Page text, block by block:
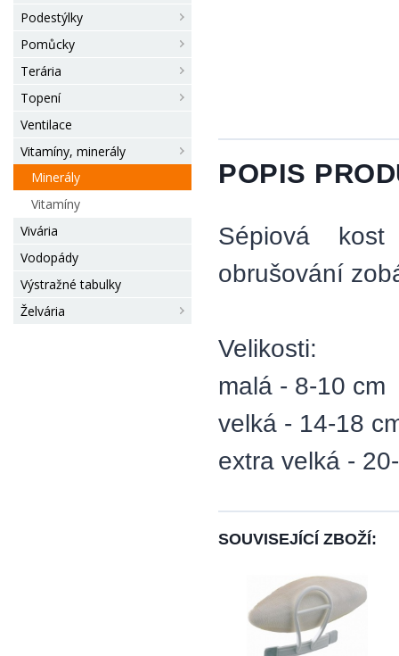
Podestýlky
Pomůcky
Terária
Topení
Ventilace
Vitamíny, minerály
Minerály
Vitamíny
Vivária
Vodopády
Výstražné tabulky
Želvária
POPIS
Sépiová
obrušování
Velikosti:
malá - 8-10 cm
velká - 14-18
extra velká -
SOUVISEJÍCÍ ZBOŽÍ: